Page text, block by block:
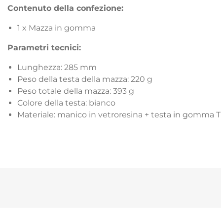
Contenuto della confezione:
1 x Mazza in gomma
Parametri tecnici:
Lunghezza: 285 mm
Peso della testa della mazza: 220 g
Peso totale della mazza: 393 g
Colore della testa: bianco
Materiale: manico in vetroresina + testa in gomma